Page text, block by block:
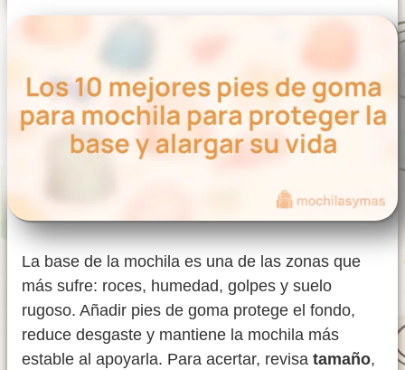
La base de la mochila es una de las zonas que
más sufre: roces, humedad, golpes y suelo
rugoso. Añadir pies de goma protege el fondo,
reduce desgaste y mantiene la mochila más
estable al apoyarla. Para acertar, revisa tamaño,